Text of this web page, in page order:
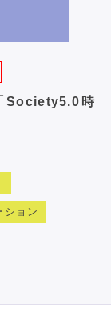
Society5.0時
ション